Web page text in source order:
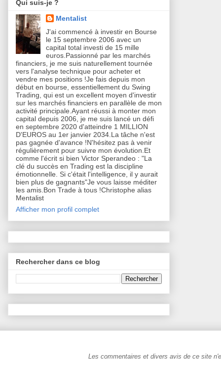
Qui suis-je ?
Mentalist
J'ai commencé à investir en Bourse
le 15 septembre 2006 avec un
capital total investi de 15 mille
euros.Passionné par les marchés
financiers, je me suis naturellement tournée
vers l'analyse technique pour acheter et
vendre mes positions !Je fais depuis mon
début en bourse, essentiellement du Swing
Trading, qui est un excellent moyen d'investir
sur les marchés financiers en parallèle de mon
activité principale.Ayant réussi à monter mon
capital depuis 2006, je me suis lancé un défi
en septembre 2020 d'atteindre 1 MILLION
D'EUROS au 1er janvier 2034.La tâche n'est
pas gagnée d'avance !N'hésitez pas à venir
régulièrement pour suivre mon évolution.Et
comme l'écrit si bien Victor Sperandeo : "La
clé du succès en Trading est la discipline
émotionnelle. Si c'était l'intelligence, il y aurait
bien plus de gagnants"Je vous laisse méditer
les amis.Bon Trade à tous !Christophe alias
Mentalist
Afficher mon profil complet
Rechercher dans ce blog
Les commentaires et divers avis de ce site